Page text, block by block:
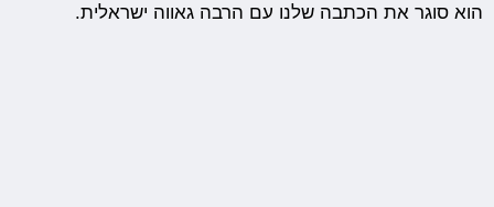
הוא סוגר את הכתבה שלנו עם הרבה גאווה ישראלית.